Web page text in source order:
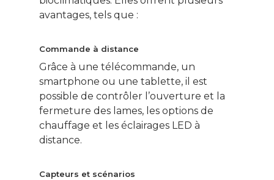
avantages, tels que :
Commande à distance
Grâce à une télécommande, un
smartphone ou une tablette, il est
possible de contrôler l’ouverture et la
fermeture des lames, les options de
chauffage et les éclairages LED à
distance.
Capteurs et scénarios